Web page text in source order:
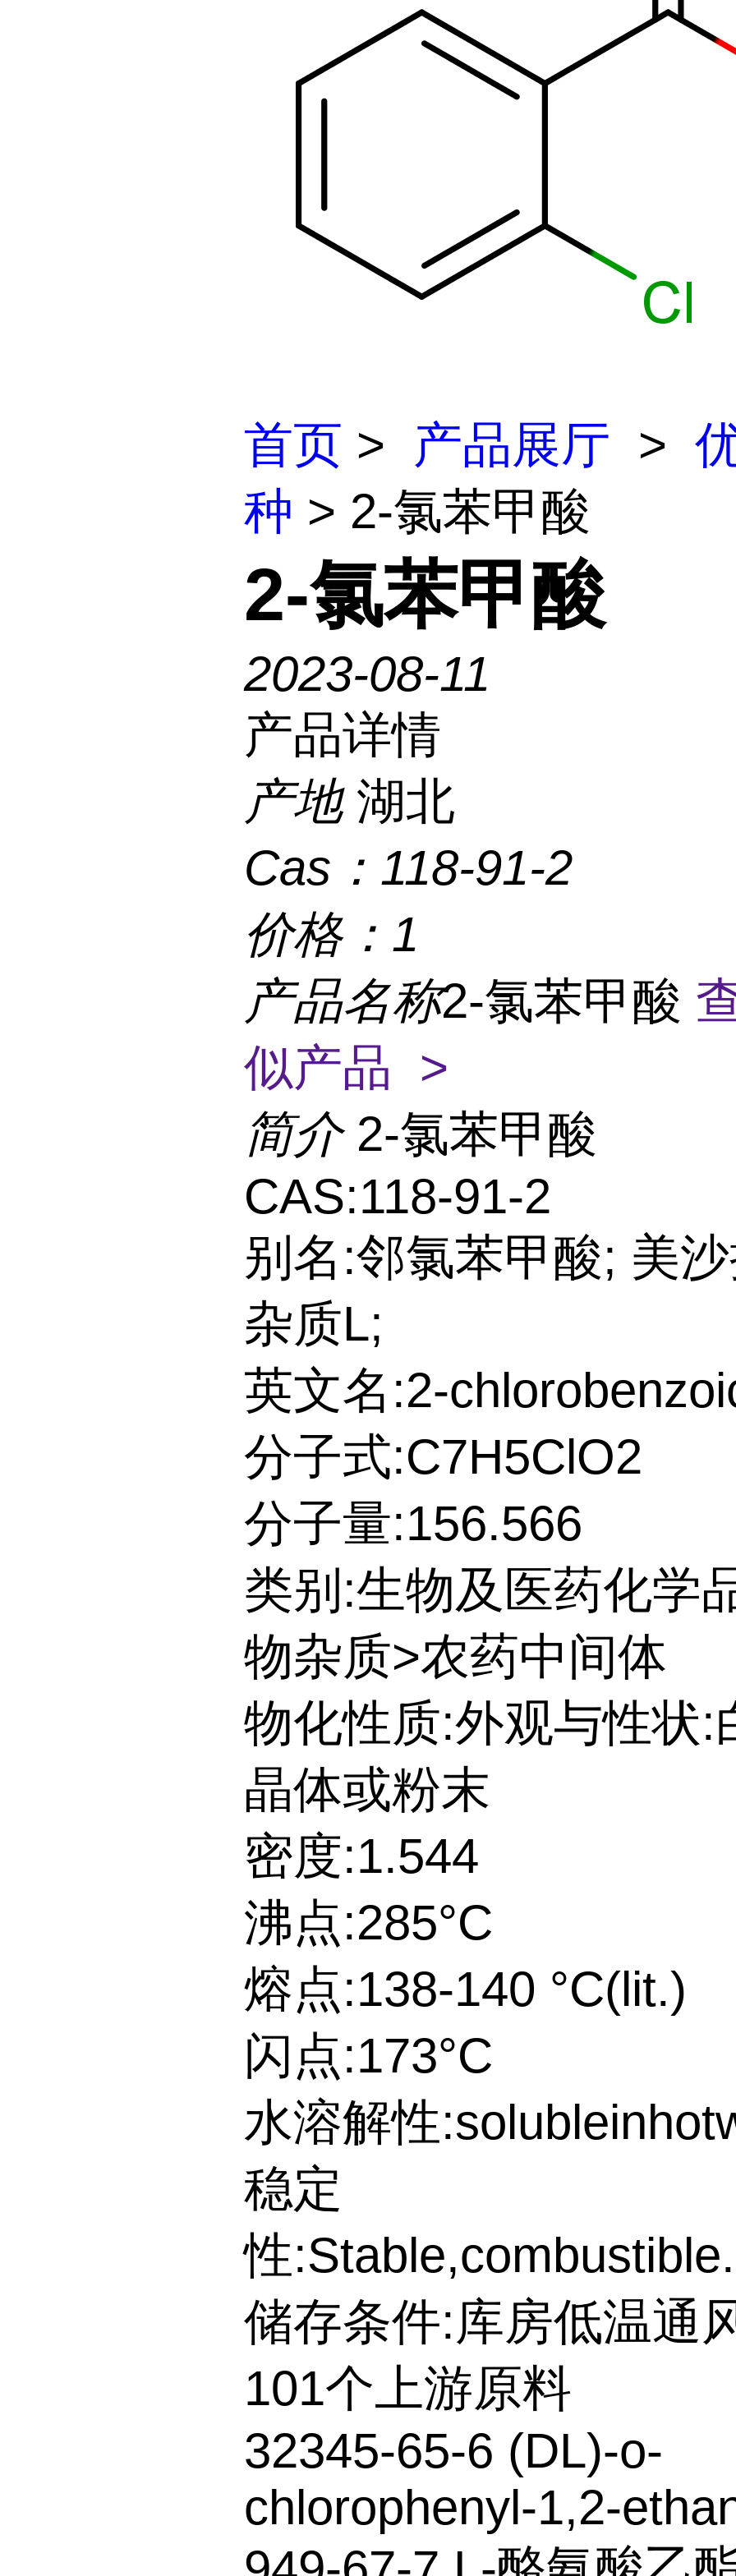
首页 > 产品展厅 >
种 > 2-氯苯甲酸
2-氯苯甲酸
2023-08-11
产品详情
产地 湖北
Cas： 118-91-2
价格： 1
产品名称2-氯苯甲酸
似产品 >
简介 2-氯苯甲酸
CAS:118-91-2
别名:邻氯苯甲酸; 美
杂质L;
英文名:2-
分子式:C7H5ClO2
分子量:156.566
类别:生物及医药化学
物杂质>农药中间体
物化性质:外观与性状:
晶体或粉末
密度:1.544
沸点:285°C
熔点:138-140 °C(lit.)
闪点:173°C
水溶解性
稳定
性
储存条件:库房低温通
101个上游原料
32345-65-6 (DL)-o-
chlorophenyl-1,2-